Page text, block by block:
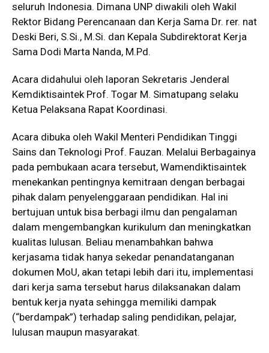
seluruh Indonesia. Dimana UNP diwakili oleh Wakil
Rektor Bidang Perencanaan dan Kerja Sama Dr. rer. nat
Deski Beri, S.Si., M.Si. dan Kepala Subdirektorat Kerja
Sama Dodi Marta Nanda, M.Pd.
Acara didahului oleh laporan Sekretaris Jenderal
Kemdiktisaintek Prof. Togar M. Simatupang selaku
Ketua Pelaksana Rapat Koordinasi.
Acara dibuka oleh Wakil Menteri Pendidikan Tinggi
Sains dan Teknologi Prof. Fauzan. Melalui Berbagainya
pada pembukaan acara tersebut, Wamendiktisaintek
menekankan pentingnya kemitraan dengan berbagai
pihak dalam penyelenggaraan pendidikan. Hal ini
bertujuan untuk bisa berbagi ilmu dan pengalaman
dalam mengembangkan kurikulum dan meningkatkan
kualitas lulusan. Beliau menambahkan bahwa
kerjasama tidak hanya sekedar penandatanganan
dokumen MoU, akan tetapi lebih dari itu, implementasi
dari kerja sama tersebut harus dilaksanakan dalam
bentuk kerja nyata sehingga memiliki dampak
(“berdampak”) terhadap saling pendidikan, pelajar,
lulusan maupun masyarakat.